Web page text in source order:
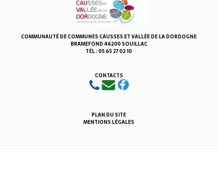
COMMUNAUTÉ DE COMMUNES CAUSSES ET VALLÉE DE LA DORDOGNE
BRAMEFOND 46200 SOUILLAC
TÉL : 05 65 27 02 10
CONTACTS
PLAN DU SITE
MENTIONS LÉGALES